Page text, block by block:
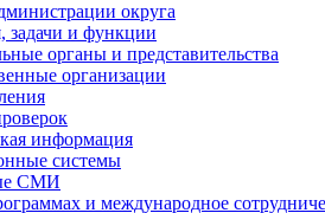
округа
задачи и функции
органы и представительства
организации
информация
системы
СМИ
и международное